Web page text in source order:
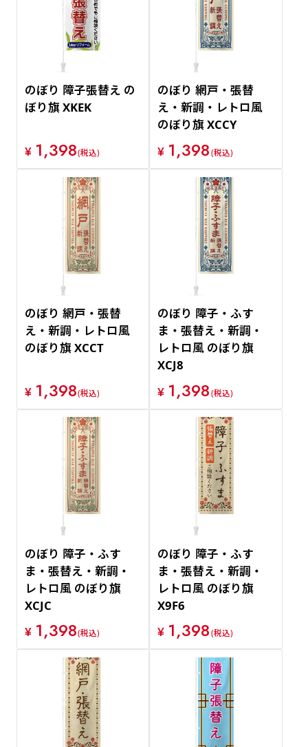
のぼり 障子張替え の
ぼり旗 XKEK
¥ 1,398(税込)
のぼり 網戸・張替
え・新調・レトロ風
のぼり旗 XCCY
¥ 1,398(税込)
のぼり 網戸・張替
え・新調・レトロ風
のぼり旗 XCCT
¥ 1,398(税込)
のぼり 障子・ふす
ま・張替え・新調・
レトロ風 のぼり旗
XCJ8
¥ 1,398(税込)
のぼり 障子・ふす
ま・張替え・新調・
レトロ風 のぼり旗
XCJC
¥ 1,398(税込)
のぼり 障子・ふす
ま・張替え・新調・
レトロ風 のぼり旗
X9F6
¥ 1,398(税込)